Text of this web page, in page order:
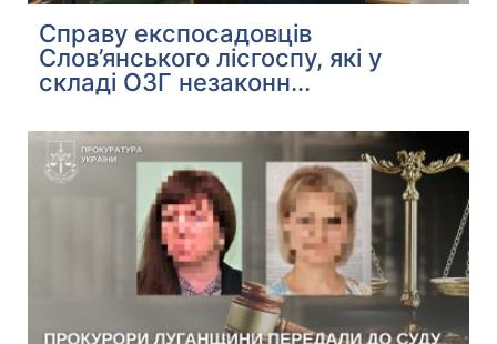
Справу експосадовців
Слов’янського лісгоспу, які у
складі ОЗГ незаконн...